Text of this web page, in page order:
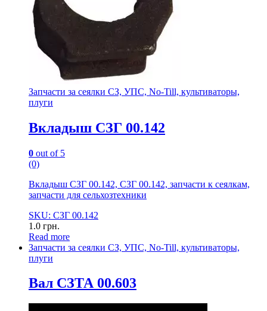
Запчасти за сеялки СЗ, УПС, No-Till, культиваторы,
плуги
Вкладыш СЗГ 00.142
0 out of 5
(0)
Вкладыш СЗГ 00.142, СЗГ 00.142, запчасти к сеялкам,
запчасти для сельхозтехники
SKU: СЗГ 00.142
1.0 грн.
Read more
Запчасти за сеялки СЗ, УПС, No-Till, культиваторы,
плуги
Вал СЗТА 00.603